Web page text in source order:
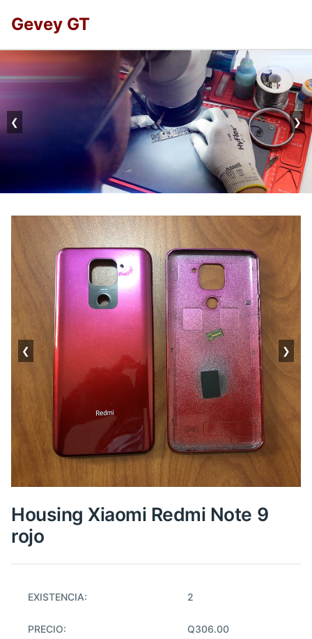
Gevey GT
❮ ❯
❮ ❯
Housing Xiaomi Redmi Note 9
rojo
EXISTENCIA: 2
PRECIO: Q306.00